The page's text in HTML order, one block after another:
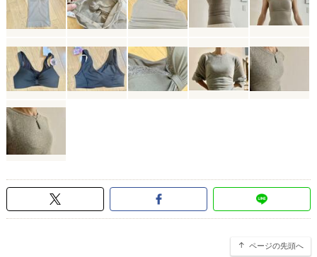
ページの先頭へ